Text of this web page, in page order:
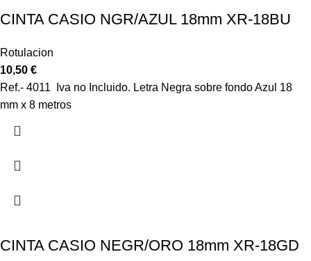
CINTA CASIO NGR/AZUL 18mm XR-18BU
Rotulacion
10,50 €
Ref.- 4011 Iva no Incluido. Letra Negra sobre fondo Azul 18
mm x 8 metros
CINTA CASIO NEGR/ORO 18mm XR-18GD